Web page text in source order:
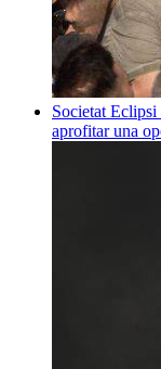
Societat Eclipsi
aprofitar una